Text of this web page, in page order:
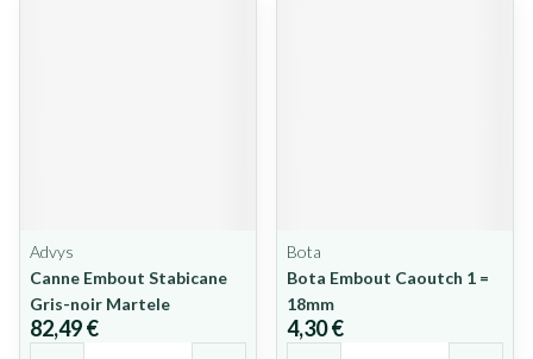
Advys
Canne Embout Stabicane
Gris-noir Martele
82,49 €
Bota
Bota Embout Caoutch 1 =
18mm
4,30 €